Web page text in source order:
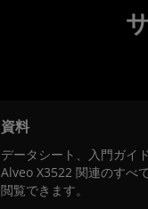
資料
データシート、入門ガイド
Alveo X3522 関連のすべ
閲覧できます。